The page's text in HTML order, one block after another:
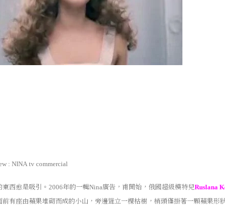
: NINA tv commercial
西愈是吸引。 2006年的一輯Nina廣告，甫開始，俄國超級模特兒Ruslana
前有座由蘋果堆砌而成的小山，旁邊聳立一棵枯樹，梢頭僅掛著一顆蘋果